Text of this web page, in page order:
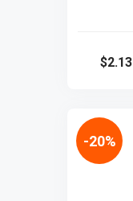
$2.13
-20%